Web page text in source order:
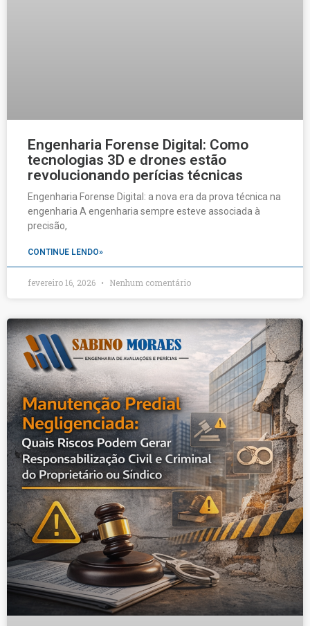
Engenharia Forense Digital: Como
tecnologias 3D e drones estão
revolucionando perícias técnicas
Engenharia Forense Digital: a nova era da prova técnica na
engenharia A engenharia sempre esteve associada à
precisão,
CONTINUE LENDO»
fevereiro 16, 2026 Nenhum comentário